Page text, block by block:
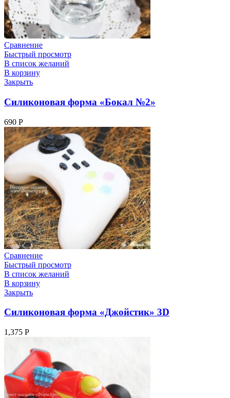
Сравнение
Быстрый просмотр
В список желаний
В корзину
Закрыть
Силиконовая форма «Бокал №2»
690 Р
Сравнение
Быстрый просмотр
В список желаний
В корзину
Закрыть
Силиконовая форма «Джойстик» 3D
1,375 Р